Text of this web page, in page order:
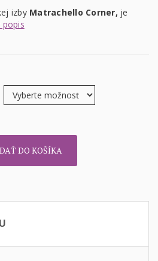
izby Matrachello Corner, je
popis
DO KOŠÍKA